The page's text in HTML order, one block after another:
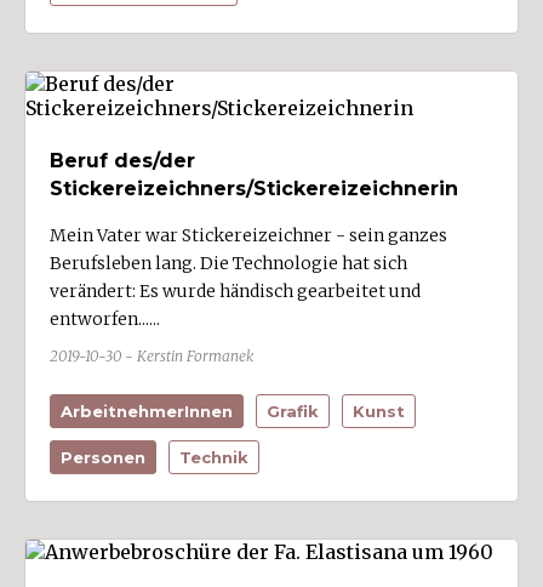
Beruf des/der
Stickereizeichners/Stickereizeichnerin
Mein Vater war Stickereizeichner - sein ganzes
Berufsleben lang. Die Technologie hat sich
verändert: Es wurde händisch gearbeitet und
entworfen......
2019-10-30 - Kerstin Formanek
ArbeitnehmerInnen Grafik Kunst
Personen Technik